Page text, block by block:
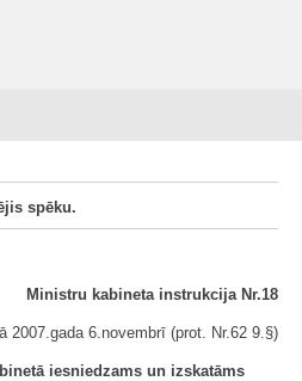
spēku.
Ministru kabineta instrukcija Nr.18
2007.gada 6.novembrī (prot. Nr.62 9.§)
iesniedzams un izskatāms